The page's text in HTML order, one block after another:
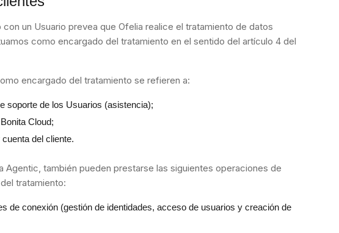
un Usuario prevea que Ofelia realice el tratamiento de datos
como encargado del tratamiento en el sentido del artículo 4 del
encargado del tratamiento se refieren a:
soporte de los Usuarios (asistencia);
Cloud;
del cliente.
Agentic, también pueden prestarse las siguientes operaciones de
tratamiento:
de conexión (gestión de identidades, acceso de usuarios y creación de